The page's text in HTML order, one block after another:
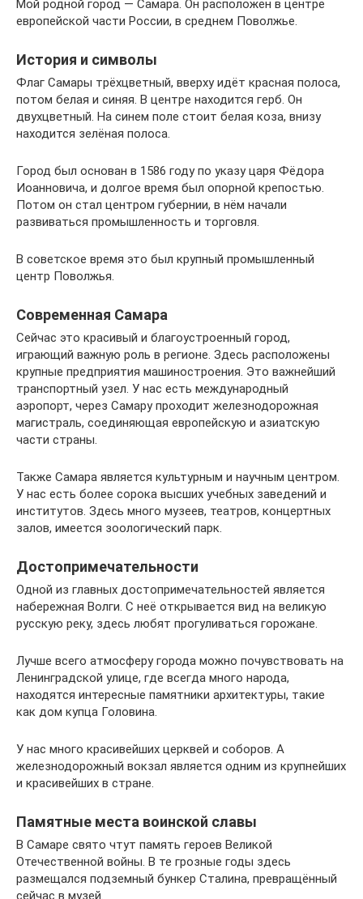
Мой родной город — Самара. Он расположен в центре
европейской части России, в среднем Поволжье.
История и символы
Флаг Самары трёхцветный, вверху идёт красная полоса,
потом белая и синяя. В центре находится герб. Он
двухцветный. На синем поле стоит белая коза, внизу
находится зелёная полоса.
Город был основан в 1586 году по указу царя Фёдора
Иоанновича, и долгое время был опорной крепостью.
Потом он стал центром губернии, в нём начали
развиваться промышленность и торговля.
В советское время это был крупный промышленный
центр Поволжья.
Современная Самара
Сейчас это красивый и благоустроенный город,
играющий важную роль в регионе. Здесь расположены
крупные предприятия машиностроения. Это важнейший
транспортный узел. У нас есть международный
аэропорт, через Самару проходит железнодорожная
магистраль, соединяющая европейскую и азиатскую
части страны.
Также Самара является культурным и научным центром.
У нас есть более сорока высших учебных заведений и
институтов. Здесь много музеев, театров, концертных
залов, имеется зоологический парк.
Достопримечательности
Одной из главных достопримечательностей является
набережная Волги. С неё открывается вид на великую
русскую реку, здесь любят прогуливаться горожане.
Лучше всего атмосферу города можно почувствовать на
Ленинградской улице, где всегда много народа,
находятся интересные памятники архитектуры, такие
как дом купца Головина.
У нас много красивейших церквей и соборов. А
железнодорожный вокзал является одним из крупнейших
и красивейших в стране.
Памятные места воинской славы
В Самаре свято чтут память героев Великой
Отечественной войны. В те грозные годы здесь
размещался подземный бункер Сталина, превращённый
сейчас в музей.